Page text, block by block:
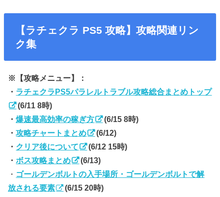
【ラチェクラ PS5 攻略】攻略関連リン
ク集
※【攻略メニュー】：
・ ラチェクラPS5パラレルトラブル攻略総合まとめトップ
(6/11 8時)
・爆速最高効率の稼ぎ方
(6/15 8時)
・攻略チャートまとめ
(6/12)
・ クリア後について
(6/12 15時)
・ボス攻略まとめ
(6/13)
・ ゴールデンボルトの入手場所・ゴールデンボルトで解
放される要素
(6/15 20時)